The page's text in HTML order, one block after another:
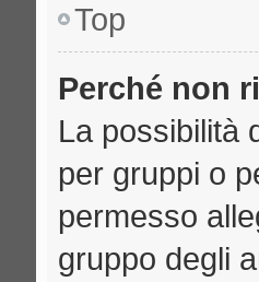
Top
Perché non
La possibilità
per gruppi o
permesso
gruppo degli